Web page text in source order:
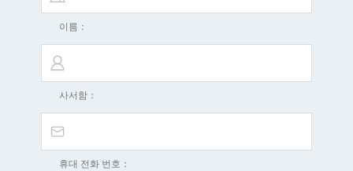
이름：
사서함：
휴대 전화 번호：